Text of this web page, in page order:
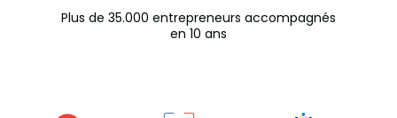
Plus de 35.000 entrepreneurs accompagnés
en 10 ans